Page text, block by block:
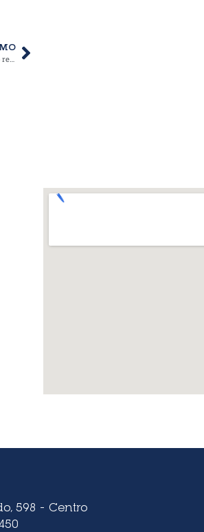
Jubileu Diocesano do Apostolado da Oração reúne mais de 700 membros em Bariri
598 – Centro